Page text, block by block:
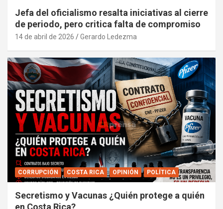
Jefa del oficialismo resalta iniciativas al cierre
de periodo, pero critica falta de compromiso
14 de abril de 2026 Gerardo Ledezma
CORRUPCIÓN COSTA RICA OPINIÓN POLÍTICA
Secretismo y Vacunas ¿Quién protege a quién
en Costa Rica?